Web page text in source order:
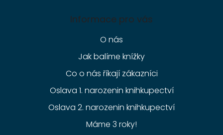
Informace pro vás
O nás
Jak balíme knížky
Co o nás říkají zákazníci
Oslava 1. narozenin knihkupectví
Oslava 2. narozenin knihkupectví
Máme 3 roky!